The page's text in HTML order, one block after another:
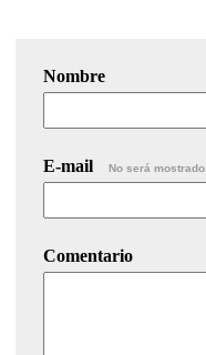
Nombre
E-mail No será mostrado.
Comentario